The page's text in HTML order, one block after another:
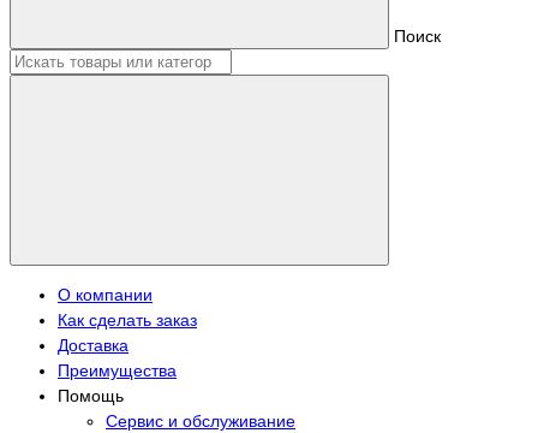
Поиск
О компании
Как сделать заказ
Доставка
Преимущества
Помощь
Сервис и обслуживание